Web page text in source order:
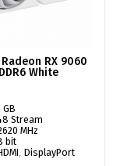
Radeon RX 9060
White
GB
Stream
MHz
bit
DisplayPort